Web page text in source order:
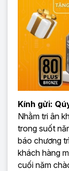
Kính gửi:
Nhằm tri ân
trong suốt
báo chương
khách hàng
cuối năm